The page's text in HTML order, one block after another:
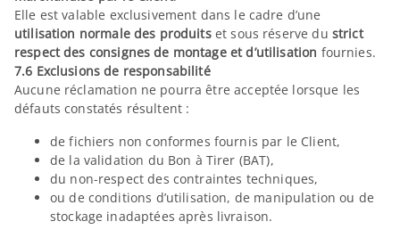
Elle est valable exclusivement dans le cadre d’une
utilisation normale des produitset sous réserve du strict
respect des consignes de montage et d’utilisation fournies.
7.6 Exclusions de responsabilité
Aucune réclamation ne pourra être acceptée lorsque les
défauts constatés résultent :
de fichiers non conformes fournis par le Client,
de la validation du Bon à Tirer (BAT),
du non-respect des contraintes techniques,
ou de conditions d’utilisation, de manipulation ou de
stockage inadaptées après livraison.